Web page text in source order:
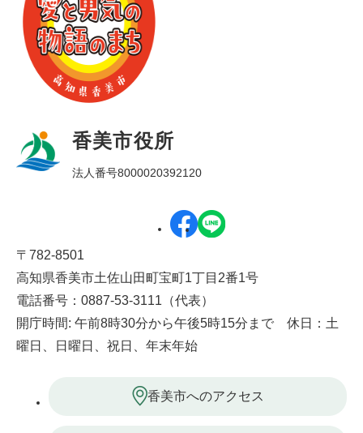
香美市役所
法人番号8000020392120
〒782-8501
高知県香美市土佐山田町宝町1丁目2番1号
電話番号：0887-53-3111（代表）
開庁時間: 午前8時30分から午後5時15分まで 休日：土
曜日、日曜日、祝日、年末年始
香美市へのアクセス